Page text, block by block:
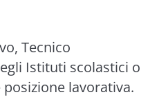
Tecnico
Istituti scolastici o
lavorativa.